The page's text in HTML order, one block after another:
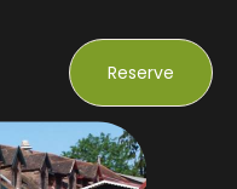
Reserve